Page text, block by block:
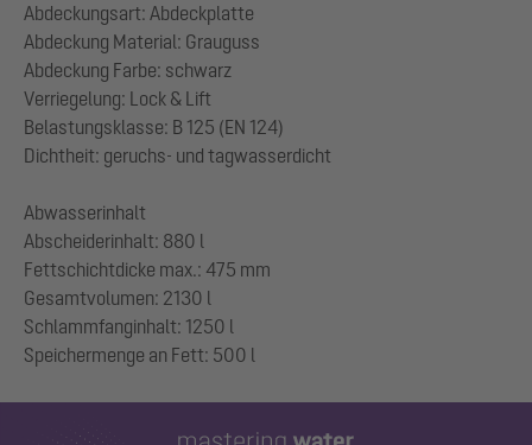
Abdeckungsart: Abdeckplatte
Abdeckung Material: Grauguss
Abdeckung Farbe: schwarz
Verriegelung: Lock & Lift
Belastungsklasse: B 125 (EN 124)
Dichtheit: geruchs- und tagwasserdicht
Abwasserinhalt
Abscheiderinhalt: 880 l
Fettschichtdicke max.: 475 mm
Gesamtvolumen: 2130 l
Schlammfanginhalt: 1250 l